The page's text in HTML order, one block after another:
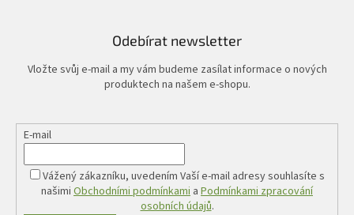
Odebírat newsletter
Vložte svůj e-mail a my vám budeme zasílat informace o nových
produktech na našem e-shopu.
E-mail
Vážený zákazníku, uvedením Vaší e-mail adresy souhlasíte s
našimi Obchodními podmínkami a Podmínkami zpracování
osobních údajů.